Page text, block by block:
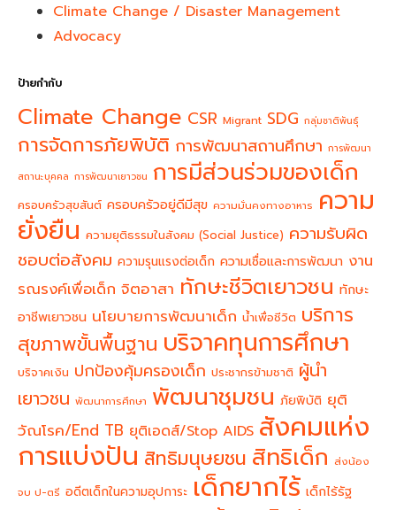
Climate Change / Disaster Management
Advocacy
ป้ายกำกับ
Climate Change CSR Migrant SDG กลุ่มชาติพันธุ์
การจัดการภัยพิบัติ การพัฒนาสถานศึกษา การพัฒนา
สถานะบุคคล การพัฒนาเยาวชน การมีส่วนร่วมของเด็ก
ครอบครัวสุขสันต์ ครอบครัวอยู่ดีมีสุข ความมั่นคงทางอาหาร ความ
ยั่งยืน ความยุติธรรมในสังคม (Social Justice) ความรับผิด
ชอบต่อสังคม ความรุนแรงต่อเด็ก ความเชื่อและการพัฒนา งาน
รณรงค์เพื่อเด็ก จิตอาสา ทักษะชีวิตเยาวชน ทักษะ
อาชีพเยาวชน นโยบายการพัฒนาเด็ก น้ำเพื่อชีวิต บริการ
สุขภาพขั้นพื้นฐาน บริจาคทุนการศึกษา
บริจาคเงิน ปกป้องคุ้มครองเด็ก ประชากรข้ามชาติ ผู้นำ
เยาวชน พัฒนาการศึกษา พัฒนาชุมชน ภัยพิบัติ ยุติ
วัณโรค/End TB ยุติเอดส์/Stop AIDS สังคมแห่ง
การแบ่งปัน สิทธิมนุษยชน สิทธิเด็ก ส่งน้อง
จบ ป-ตรี อดีตเด็กในความอุปการะ เด็กยากไร้ เด็กไร้รัฐ